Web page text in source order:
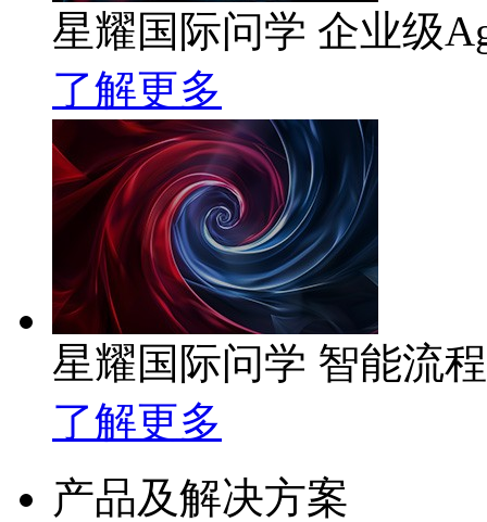
星耀国际问学 企业级
了解更多
星耀国际问学 智能流
了解更多
产品及解决方案